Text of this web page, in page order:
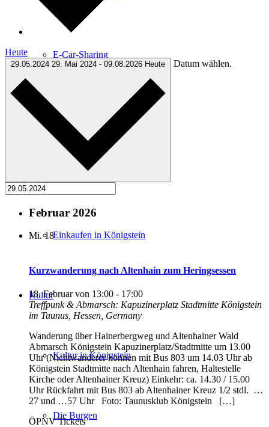
E-Car-Sharing
Free Wifi
Einkaufen in Königstein
Kultur
Kultur in Königstein
Die Burgen
Heute
29.05.2024 29. Mai 2024 - 09.08.2026 Heute Datum wählen.
Februar 2026
Mi.18
Kurzwanderung nach Altenhain zum Heringsessen
18. Februar von 13:00 - 17:00
Treffpunk & Abmarsch: Kapuzinerplatz Stadtmitte Königstein
im Taunus, Hessen, Germany
Wanderung über Hainerbergweg und Altenhainer Wald
Abmarsch Königstein Kapuzinerplatz/Stadtmitte um 13.00
Uhr (Nichtwanderer können mit Bus 803 um 14.03 Uhr ab
Königstein Stadtmitte nach Altenhain fahren, Haltestelle
Kirche oder Altenhainer Kreuz) Einkehr: ca. 14.30 / 15.00
Uhr Rückfahrt mit Bus 803 ab Altenhainer Kreuz 1/2 stdl. …
27 und …57 Uhr Foto: Taunusklub Königstein […]
ÖPNV Tickets